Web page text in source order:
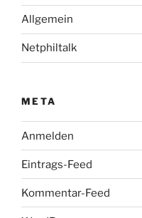
Allgemein
Netphiltalk
META
Anmelden
Eintrags-Feed
Kommentar-Feed